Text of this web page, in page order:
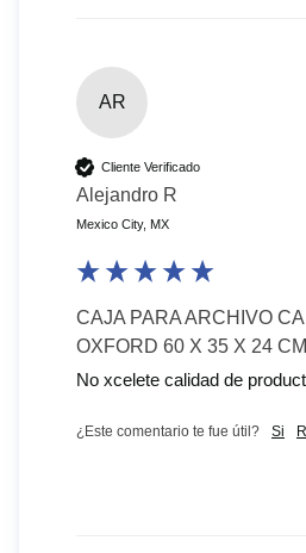
AR
Cliente Verificado
Alejandro R
Mexico City, MX
CAJA PARA ARCHIVO
OXFORD 60 X 35 X 24 CM
No xcelete calidad de
¿Este comentario te fue útil? Si